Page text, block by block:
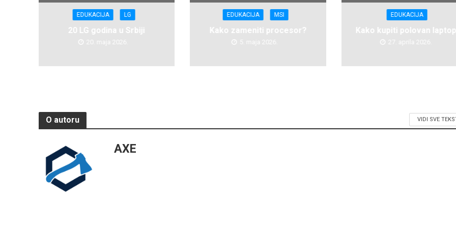
EDUKACIJA LG
20 LG godina u Srbiji
20. maja 2026.
EDUKACIJA MSI
Kako zameniti procesor?
5. maja 2026.
EDUKACIJA
Kako kupiti polovan
27. aprila 2026.
O autoru VIDI SVE
AXE